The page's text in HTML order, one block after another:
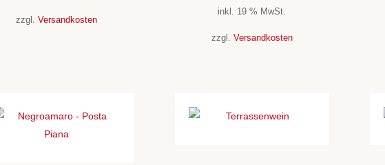
zzgl.Versandkosten
inkl. 19 % MwSt.
zzgl. Versandkosten